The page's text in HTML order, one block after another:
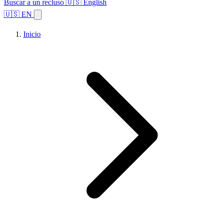
Buscar a un recluso 🇺🇸 English
🇺🇸 EN
Inicio